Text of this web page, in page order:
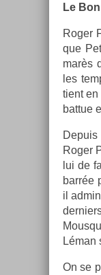
Le
Roger
que
marès
les
tient en
bat­tue
Roger
lui de
barrée
il
Léman
On se